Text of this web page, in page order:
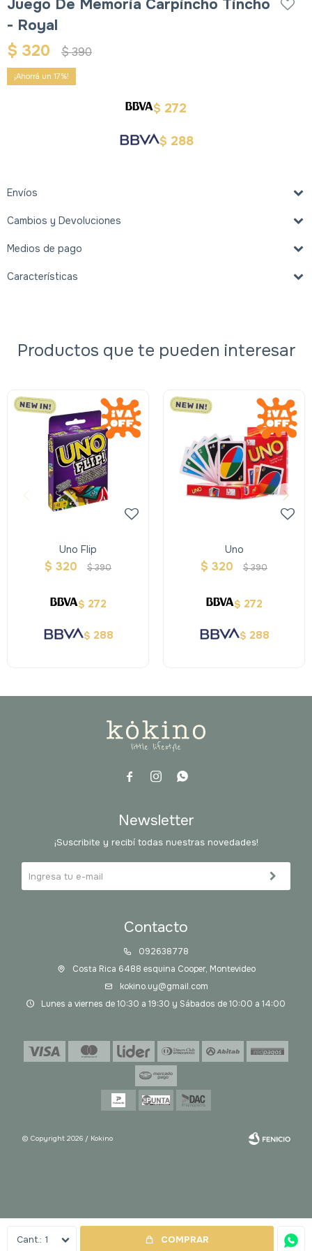
Juego De Memoria Carpincho Tincho
- Royal
$ 320 $390
17
$ 272
$ 288
1 COMPRAR
Envíos
Cambios y Devoluciones
Medios de pago
Características
Productos que te pueden interesar
Uno Flip
$ 320 $390
$ 272
$ 288
Uno
$ 320 $390
$ 272
$ 288
  
Contacto
092638778
Costa Rica 6488 esquina Cooper, Montevideo
kokino.uy@gmail.com
Lunes a viernes de 10:30 a 19:30 y Sábados de 10:00 a 14:00
Newsletter
¡Suscribite y recibí todas nuestras novedades!
© Copyright 2026 / Kokino